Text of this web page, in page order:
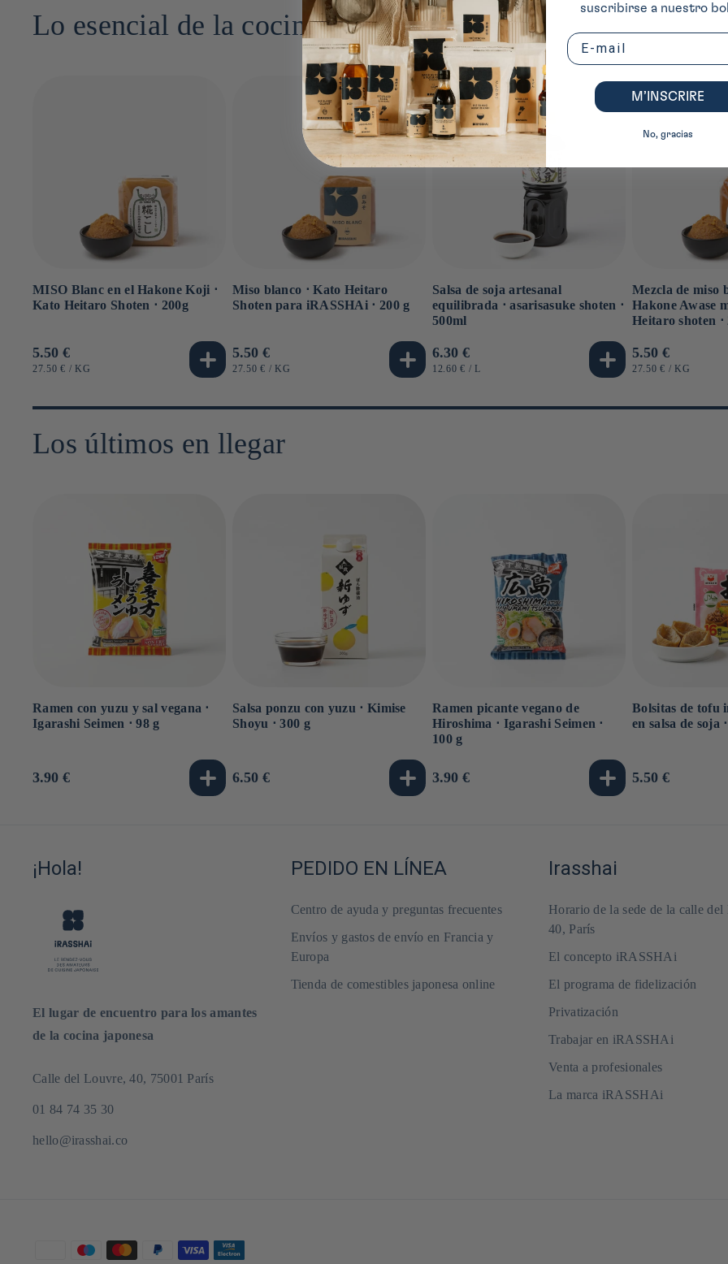
Lo esencial de la cocina japonesa
MISO Blanc en el Hakone Koji ⋅
Kato Heitaro Shoten ⋅ 200g
Precio
habitual
5.50 €
PRECIO
27.50 € / POR
KG
Miso blanco ⋅ Kato Heitaro
Shoten para iRASSHAi ⋅ 200 g
Precio
habitual
5.50 €
PRECIO
27.50 € / POR
KG
Salsa de soja artesanal
equilibrada ⋅ asarisasuke shoten ⋅
500ml
Precio
habitual
6.30 €
PRECIO
12.60 € / POR
L
Mezcla de miso
Hakone Awase
Heitaro shoten ⋅
Precio
habitual
5.50 €
PRECIO
27.50 € / POR
KG
Los últimos en llegar
Ramen con yuzu y sal vegana ⋅
Igarashi Seimen ⋅ 98 g
Precio
3.90 €
Salsa ponzu con yuzu ⋅ Kimise
Shoyu ⋅ 300 g
Precio
6.50 €
Ramen picante vegano de
Hiroshima ⋅ Igarashi Seimen ⋅
100 g
Precio
3.90 €
Bolsitas de tofu
en salsa de soja
Precio
5.50 €
¡Hola!
El lugar de encuentro para los amantes
de la cocina japonesa
Calle del Louvre, 40, 75001 París
01 84 74 35 30
hello@irasshai.co
PEDIDO EN LÍNEA
Centro de ayuda y preguntas frecuentes
Envíos y gastos de envío en Francia y
Europa
Tienda de comestibles japonesa online
Irasshai
Horario de la sede de la calle del
40, París
El concepto iRASSHAi
El programa de fidelización
Privatización
Trabajar en iRASSHAi
Venta a profesionales
La marca iRASSHAi
suscribirse a nuestro
Email
M’INSCRIRE
No, gracias